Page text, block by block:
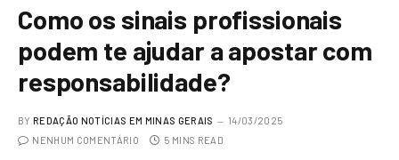
Como os sinais profissionais
podem te ajudar a apostar com
responsabilidade?
BY REDAÇÃO NOTÍCIAS EM MINAS GERAIS
14/03/2025
NENHUM COMENTÁRIO
5 MINS READ